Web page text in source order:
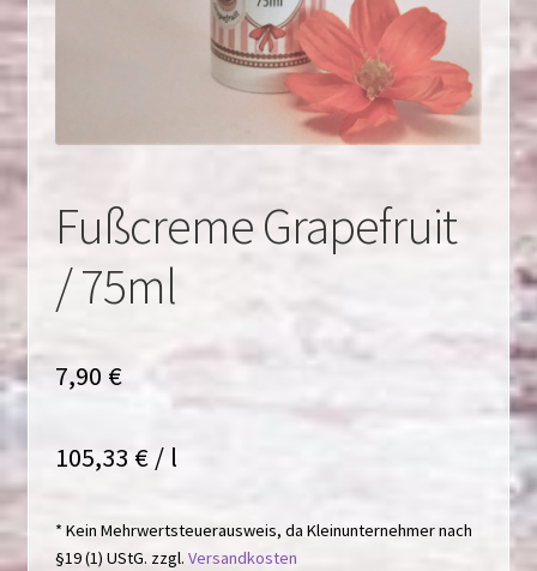
Fußcreme Grapefruit
/ 75ml
7,90 €
105,33 € / l
* Kein Mehrwertsteuerausweis, da Kleinunternehmer nach
§19 (1) UStG. zzgl.Versandkosten